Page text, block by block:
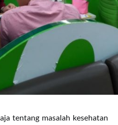
tentang masalah kesehatan